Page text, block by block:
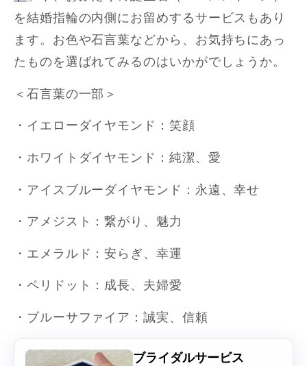
を結婚指輪の内側にお留めするサービスもあり
ます。お色や石言葉などから、お気持ちにあっ
たものを選ばれてみるのはいかがでしょうか。
＜石言葉の一部＞
・イエローダイヤモンド：笑顔
・ホワイトダイヤモンド：純潔、愛
・アイスブルーダイヤモンド：永遠、幸せ
・アメジスト：繋がり、魅力
・エメラルド：安らぎ、幸運
・ペリドット：成長、夫婦愛
・ブルーサファイア：誠実、信頼
ブライダルサービス